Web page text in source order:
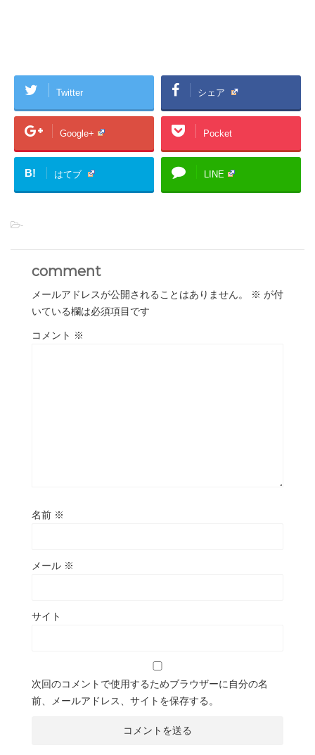
Twitter シェア
Google+ Pocket
B! はてブ LINE
-
comment
メールアドレスが公開されることはありません。 ※ が付
いている欄は必須項目です
コメント ※
名前 ※
メール ※
サイト
次回のコメントで使用するためブラウザーに自分の名
前、メールアドレス、サイトを保存する。